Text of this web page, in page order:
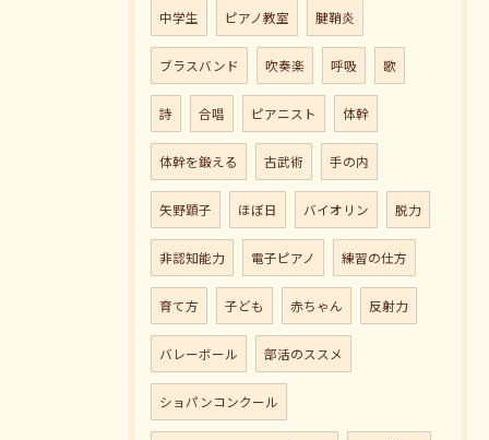
中学生 ピアノ教室 腱鞘炎
ブラスバンド 吹奏楽 呼吸 歌
詩 合唱 ピアニスト 体幹
体幹を鍛える 古武術 手の内
矢野顕子 ほぼ日 バイオリン 脱力
非認知能力 電子ピアノ 練習の仕方
育て方 子ども 赤ちゃん 反射力
バレーボール 部活のススメ
ショパンコンクール